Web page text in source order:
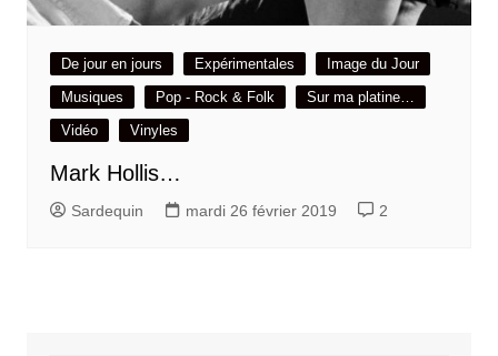
De jour en jours Expérimentales
Image du Jour
Musiques
Pop - Rock & Folk
Sur ma platine…
Vidéo
Vinyles
Mark Hollis…
Sardequin mardi 26 février 2019 2